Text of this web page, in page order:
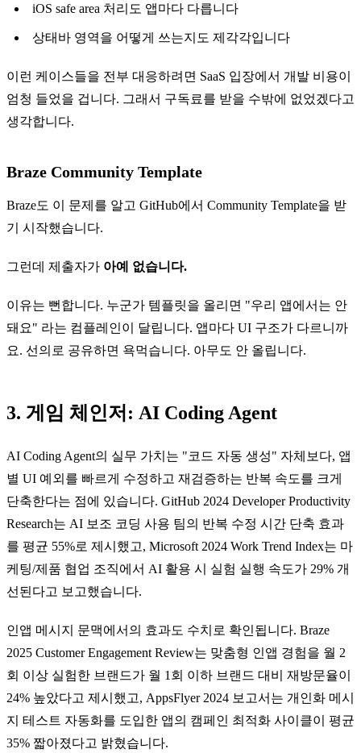
iOS safe area 처리도 앱마다 다릅니다
상태바 영역을 어떻게 쓰는지도 제각각입니다
이런 케이스들을 전부 대응하려면 SaaS 입장에서 개발 비용이
엄청 들었을 겁니다. 그래서 구독료를 받을 수밖에 없었겠다고
생각합니다.
Braze Community Template
Braze도 이 문제를 알고 GitHub에서 Community Template을 받
기 시작했습니다.
그런데 제출자가 아예 없습니다.
이유는 뻔합니다. 누군가 템플릿을 올리면 "우리 앱에서는 안
돼요" 라는 컴플레인이 달립니다. 앱마다 UI 구조가 다르니까
요. 선의로 공유하면 욕먹습니다. 아무도 안 올립니다.
3. 게임 체인저: AI Coding Agent
AI Coding Agent의 실무 가치는 "코드 자동 생성" 자체보다, 앱
별 UI 예외를 빠르게 수정하고 재검증하는 반복 속도를 크게
단축한다는 점에 있습니다. GitHub 2024 Developer Productivity
Research는 AI 보조 코딩 사용 팀의 반복 수정 시간 단축 효과
를 평균 55%로 제시했고, Microsoft 2024 Work Trend Index는 마
케팅/제품 협업 조직에서 AI 활용 시 실험 실행 속도가 29% 개
선된다고 보고했습니다.
인앱 메시지 문맥에서의 효과도 수치로 확인됩니다. Braze
2025 Customer Engagement Review는 맞춤형 인앱 경험을 월 2
회 이상 실험한 브랜드가 월 1회 이하 브랜드 대비 재방문율이
24% 높았다고 제시했고, AppsFlyer 2024 보고서는 개인화 메시
지 테스트 자동화를 도입한 앱의 캠페인 최적화 사이클이 평균
35% 짧아졌다고 밝혔습니다.